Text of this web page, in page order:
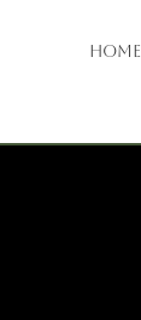
HOME